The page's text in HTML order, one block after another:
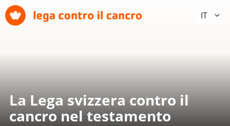
IT
La Lega svizzera contro il
cancro nel testamento